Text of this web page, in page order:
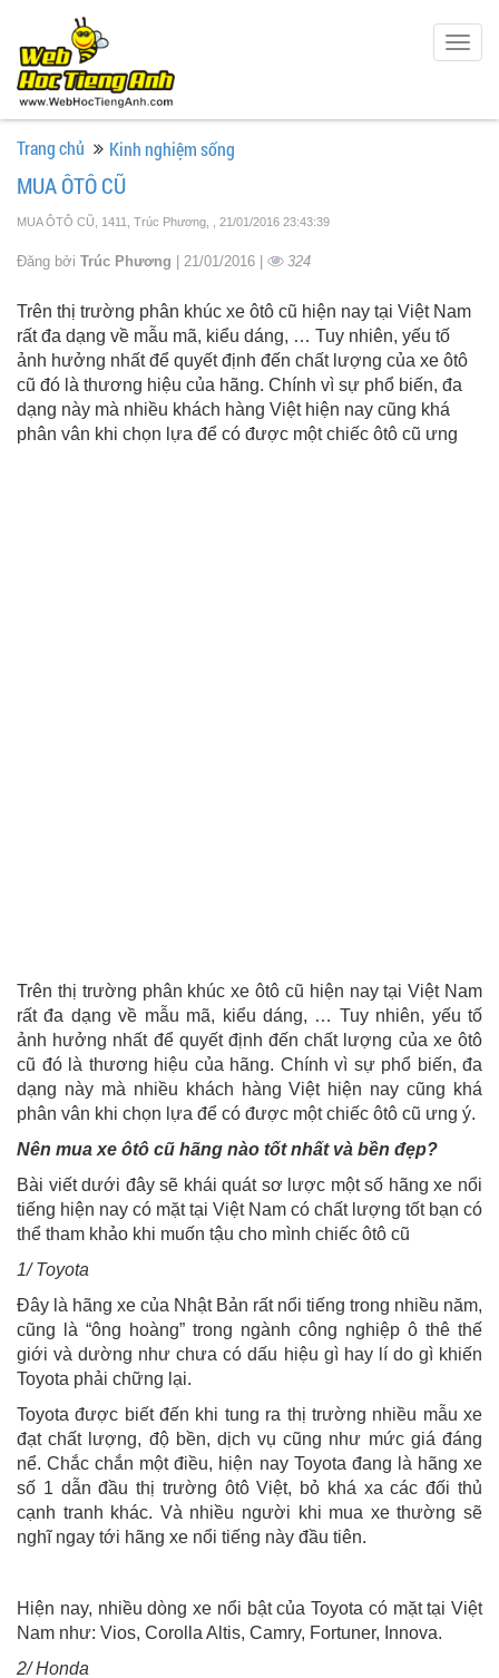
Trang chủ Kinh nghiệm sống
MUA ÔTÔ CŨ
MUA ÔTÔ CŨ, 1411, Trúc Phương, , 21/01/2016 23:43:39
Đăng bởi Trúc Phương | 21/01/2016 | 324
Trên thị trường phân khúc xe ôtô cũ hiện nay tại Việt Nam
rất đa dạng về mẫu mã, kiểu dáng, … Tuy nhiên, yếu tố
ảnh hưởng nhất để quyết định đến chất lượng của xe ôtô
cũ đó là thương hiệu của hãng. Chính vì sự phổ biến, đa
dạng này mà nhiều khách hàng Việt hiện nay cũng khá
phân vân khi chọn lựa để có được một chiếc ôtô cũ ưng
Trên thị trường phân khúc xe ôtô cũ hiện nay tại Việt Nam
rất đa dạng về mẫu mã, kiểu dáng, … Tuy nhiên, yếu tố
ảnh hưởng nhất để quyết định đến chất lượng của xe ôtô
cũ đó là thương hiệu của hãng. Chính vì sự phổ biến, đa
dạng này mà nhiều khách hàng Việt hiện nay cũng khá
phân vân khi chọn lựa để có được một chiếc ôtô cũ ưng ý.
Nên mua xe ôtô cũ hãng nào tốt nhất và bền đẹp?
Bài viết dưới đây sẽ khái quát sơ lược một số hãng xe nổi
tiếng hiện nay có mặt tại Việt Nam có chất lượng tốt bạn có
thể tham khảo khi muốn tậu cho mình chiếc ôtô cũ
1/ Toyota
Đây là hãng xe của Nhật Bản rất nổi tiếng trong nhiều năm,
cũng là “ông hoàng” trong ngành công nghiệp ô thê thế
giới và dường như chưa có dấu hiệu gì hay lí do gì khiến
Toyota phải chững lại.
Toyota được biết đến khi tung ra thị trường nhiều mẫu xe
đạt chất lượng, độ bền, dịch vụ cũng như mức giá đáng
nể. Chắc chắn một điều, hiện nay Toyota đang là hãng xe
số 1 dẫn đầu thị trường ôtô Việt, bỏ khá xa các đối thủ
cạnh tranh khác. Và nhiều người khi mua xe thường sẽ
nghĩ ngay tới hãng xe nổi tiếng này đầu tiên.
Hiện nay, nhiều dòng xe nổi bật của Toyota có mặt tại Việt
Nam như: Vios, Corolla Altis, Camry, Fortuner, Innova.
2/ Honda